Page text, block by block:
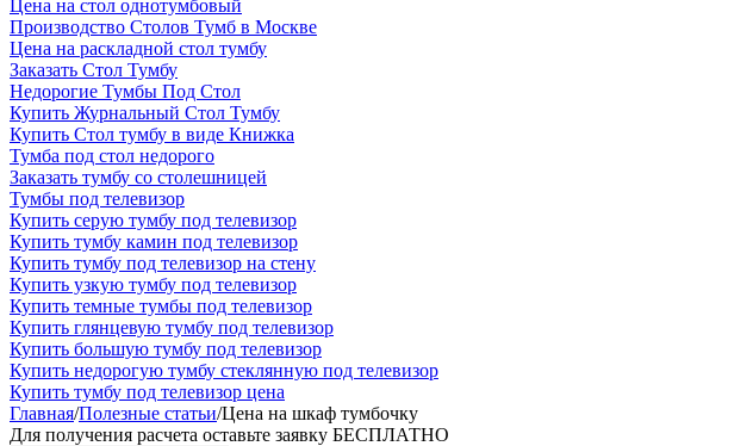
Цена на стол однотумбовый
Производство Столов Тумб в Москве
Цена на раскладной стол тумбу
Заказать Стол Тумбу
Недорогие Тумбы Под Стол
Купить Журнальный Стол Тумбу
Купить Стол тумбу в виде Книжка
Тумба под стол недорого
Заказать тумбу со столешницей
Тумбы под телевизор
Купить серую тумбу под телевизор
Купить тумбу камин под телевизор
Купить тумбу под телевизор на стену
Купить узкую тумбу под телевизор
Купить темные тумбы под телевизор
Купить глянцевую тумбу под телевизор
Купить большую тумбу под телевизор
Купить недорогую тумбу стеклянную под телевизор
Купить тумбу под телевизор цена
Главная/Полезные статьи/Цена на шкаф тумбочку
Для получения расчета оставьте заявку БЕСПЛАТНО